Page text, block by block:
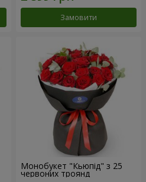
Замовити
Монобукет "Кьюпід" з 25
червоних троянд